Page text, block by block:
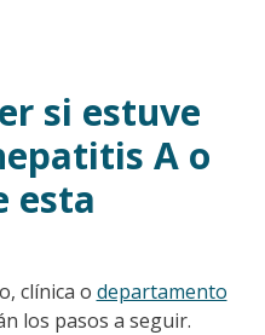
si estuve
A o
esta
clínica o departamento
los pasos a seguir.